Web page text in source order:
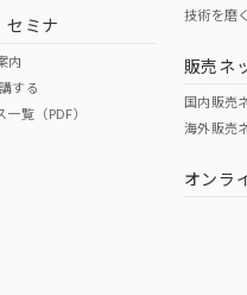
O
ページへ
ください
セミナ
内
する
覧（PDF）
技術を磨
販売ネ
国内販売
海外販売
オンラ